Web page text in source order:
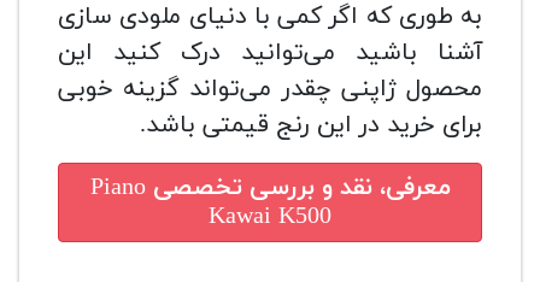
به طوری که اگر کمی با دنیای ملودی سازی
آشنا باشید می‌توانید درک کنید این
محصول ژاپنی چقدر می‌تواند گزینه خوبی
برای خرید در این رنج قیمتی باشد.
معرفی، نقد و بررسی تخصصیPiano
Kawai K500